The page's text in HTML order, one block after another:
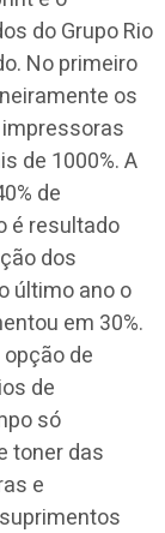
do Grupo Rio
No primeiro
os
de 1000%. A
de
é resultado
dos
último ano o
em 30%.
de
de
só
toner das
e